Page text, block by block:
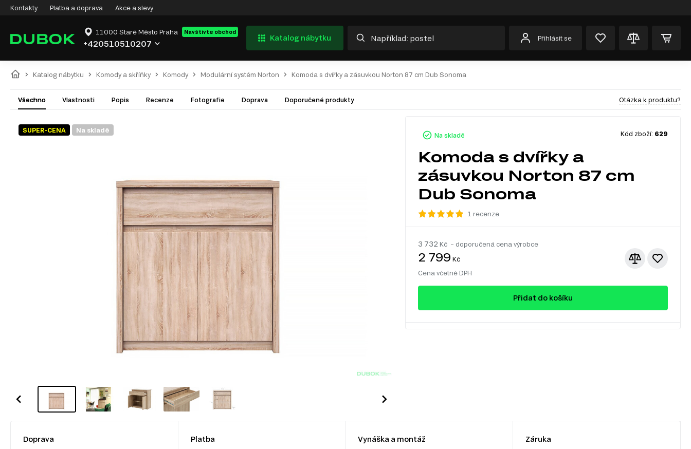
Kontakty Platba a doprava Akce a slevy
11000 Staré Město Praha Navštivte obchod
+420510510207
Katalog nábytku Přihlásit se
Katalog nábytku Komody a skříňky Komody Modulární systém Norton Komoda s dvířky a zásuvkou Norton 87 cm Dub Sonoma
Všechno Vlastnosti Popis Recenze Fotografie Doprava Doporučené produkty Otázka k produktu?
SUPER-CENA Na skladě
Na skladě Kód zboží: 629
Komoda s dvířky a
zásuvkou Norton 87 cm
Dub Sonoma
1 recenze
3 732 Kč – doporučená cena výrobce
2 799 Kč
Cena včetně DPH
Přidat do košíku
Doprava Platba Vynáška a montáž Záruka